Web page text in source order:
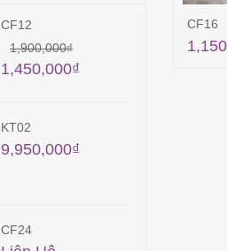
CF16
CF12
1,900,000₫
1,450,000₫
KT02
9,950,000₫
CF24
TB12